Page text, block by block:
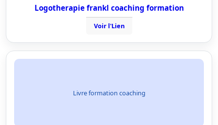
Logotherapie frankl coaching formation
Voir l'Lien
Livre formation coaching